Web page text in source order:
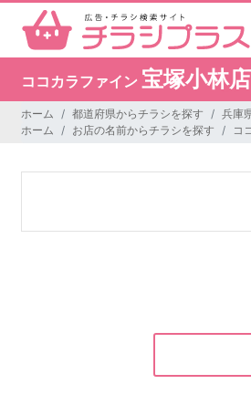
ココカラファイン 宝塚小林店
ホーム 都道府県からチラシを探す 兵庫
ホーム
お店の名前からチラシを探す コ